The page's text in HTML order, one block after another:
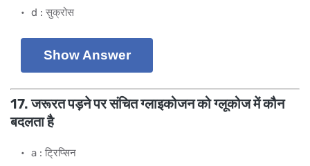
d : सुक्रोस
Show Answer
17. जरूरत पड़ने पर संचित ग्लाइकोजन को ग्लूकोज में कौन
बदलता है
a : ट्रिप्सिन